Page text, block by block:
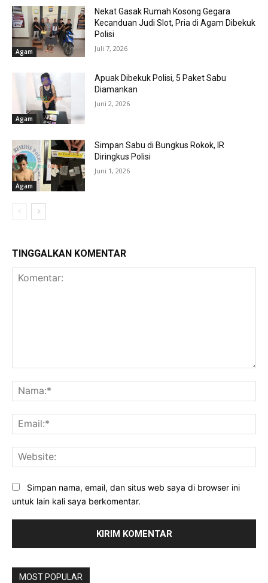
Agam
Nekat Gasak Rumah Kosong Gegara
Kecanduan Judi Slot, Pria di Agam Dibekuk
Polisi
Juli 7, 2026
Agam
Apuak Dibekuk Polisi, 5 Paket Sabu
Diamankan
Juni 2, 2026
Agam
Simpan Sabu di Bungkus Rokok, IR
Diringkus Polisi
Juni 1, 2026
TINGGALKAN KOMENTAR
Simpan nama, email, dan situs web saya di browser ini
untuk lain kali saya berkomentar.
MOST POPULAR